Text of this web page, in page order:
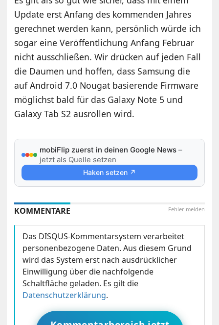
Update erst Anfang des kommenden Jahres
gerechnet werden kann, persönlich würde ich
sogar eine Veröffentlichung Anfang Februar
nicht ausschließen. Wir drücken auf jeden Fall
die Daumen und hoffen, dass Samsung die
auf Android 7.0 Nougat basierende Firmware
möglichst bald für das Galaxy Note 5 und
Galaxy Tab S2 ausrollen wird.
mobiFlip zuerst in deinen Google News –
jetzt als Quelle setzen
Haken setzen ↗
Fehler melden
KOMMENTARE
Das DISQUS-Kommentarsystem verarbeitet
personenbezogene Daten. Aus diesem Grund
wird das System erst nach ausdrücklicher
Einwilligung über die nachfolgende
Schaltfläche geladen. Es gilt die
Datenschutzerklärung.